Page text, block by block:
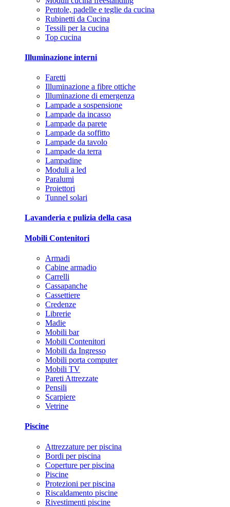
Pentole, padelle e teglie da cucina
Rubinetti da Cucina
Tessili per la cucina
Top cucina
Illuminazione interni
Faretti
Illuminazione a fibre ottiche
Illuminazione di emergenza
Lampade a sospensione
Lampade da incasso
Lampade da parete
Lampade da soffitto
Lampade da tavolo
Lampade da terra
Lampadine
Moduli a led
Paralumi
Proiettori
Tunnel solari
Lavanderia e pulizia della casa
Mobili Contenitori
Armadi
Cabine armadio
Carrelli
Cassapanche
Cassettiere
Credenze
Librerie
Madie
Mobili bar
Mobili Contenitori
Mobili da Ingresso
Mobili porta computer
Mobili TV
Pareti Attrezzate
Pensili
Scarpiere
Vetrine
Piscine
Attrezzature per piscina
Bordi per piscina
Coperture per piscina
Piscine
Protezioni per piscina
Riscaldamento piscine
Rivestimenti piscine